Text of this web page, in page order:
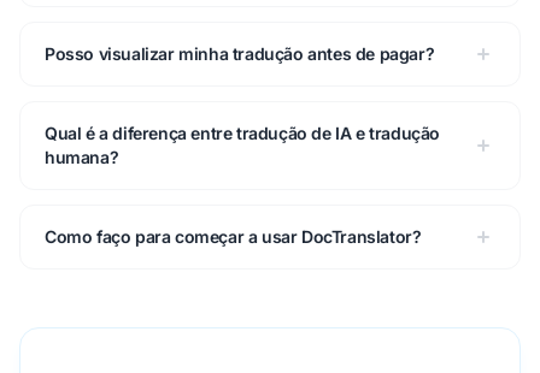
Posso visualizar minha tradução antes de pagar?
Qual é a diferença entre tradução de IA e tradução
humana?
Como faço para começar a usar DocTranslator?